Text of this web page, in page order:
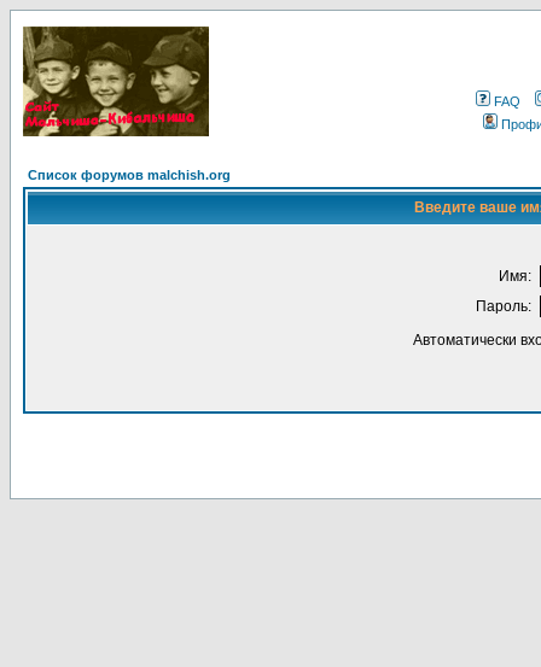
FAQ
Список форумов malchish.org
Введите ваше
Имя:
Пароль:
Автоматически